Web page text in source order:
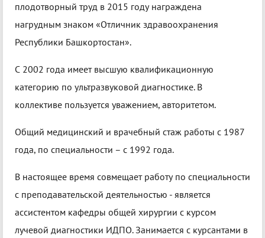
плодотворный труд в 2015 году награждена
нагрудным знаком «Отличник здравоохранения
Республики Башкортостан».
С 2002 года имеет высшую квалификационную
категорию по ультразвуковой диагностике. В
коллективе пользуется уважением, авторитетом.
Общий медицинский и врачебный стаж работы с 1987
года, по специальности – с 1992 года.
В настоящее время совмещает работу по специальности
с преподавательской деятельностью - является
ассистентом кафедры общей хирургии с курсом
лучевой диагностики ИДПО. Занимается с курсантами в